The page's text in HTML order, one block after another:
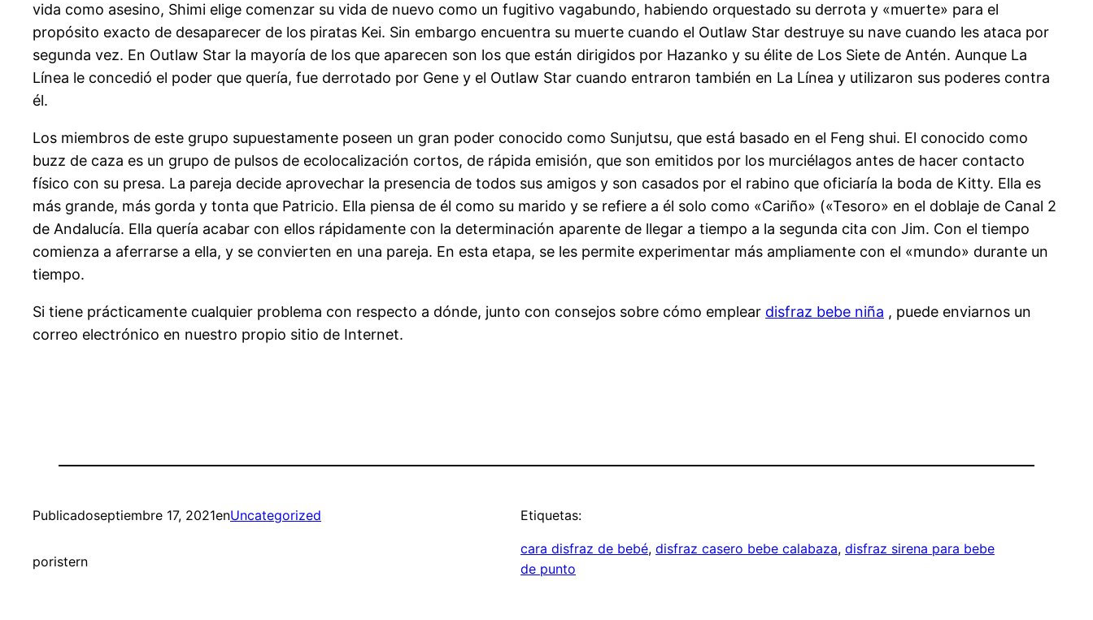
vida como asesino, Shimi elige comenzar su vida de nuevo como un fugitivo vagabundo, habiendo orquestado su derrota y «muerte» para el
propósito exacto de desaparecer de los piratas Kei. Sin embargo encuentra su muerte cuando el Outlaw Star destruye su nave cuando les ataca por
segunda vez. En Outlaw Star la mayoría de los que aparecen son los que están dirigidos por Hazanko y su élite de Los Siete de Antén. Aunque La
Línea le concedió el poder que quería, fue derrotado por Gene y el Outlaw Star cuando entraron también en La Línea y utilizaron sus poderes contra
él.
Los miembros de este grupo supuestamente poseen un gran poder conocido como Sunjutsu, que está basado en el Feng shui. El conocido como
buzz de caza es un grupo de pulsos de ecolocalización cortos, de rápida emisión, que son emitidos por los murciélagos antes de hacer contacto
físico con su presa. La pareja decide aprovechar la presencia de todos sus amigos y son casados por el rabino que oficiaría la boda de Kitty. Ella es
más grande, más gorda y tonta que Patricio. Ella piensa de él como su marido y se refiere a él solo como «Cariño» («Tesoro» en el doblaje de Canal 2
de Andalucía. Ella quería acabar con ellos rápidamente con la determinación aparente de llegar a tiempo a la segunda cita con Jim. Con el tiempo
comienza a aferrarse a ella, y se convierten en una pareja. En esta etapa, se les permite experimentar más ampliamente con el «mundo» durante un
tiempo.
Si tiene prácticamente cualquier problema con respecto a dónde, junto con consejos sobre cómo emplear disfraz bebe niña , puede enviarnos un
correo electrónico en nuestro propio sitio de Internet.
Publicadoseptiembre 17, 2021enUncategorized
poristern
Etiquetas:
cara disfraz de bebé, disfraz casero bebe calabaza, disfraz sirena para bebe
de punto